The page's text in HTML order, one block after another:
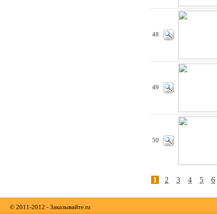
48
49
50
1 2 3 4 5 6
© 2011-2012 - Заказывайте.ru